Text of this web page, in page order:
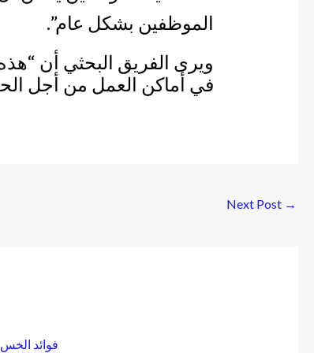
الموظفين بشكل عام”.
ويرى الفريق البحثي أن “هذه
في أماكن العمل من أجل
Next Post →